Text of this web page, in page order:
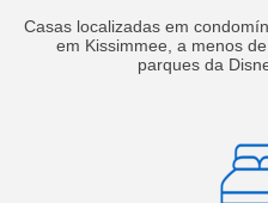
Casas localizadas em
em Kissimmee, a menos
parques da